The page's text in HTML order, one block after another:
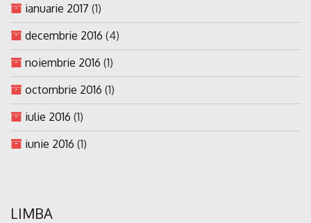
ianuarie 2017 (1)
decembrie 2016 (4)
noiembrie 2016 (1)
octombrie 2016 (1)
iulie 2016 (1)
iunie 2016 (1)
LIMBA